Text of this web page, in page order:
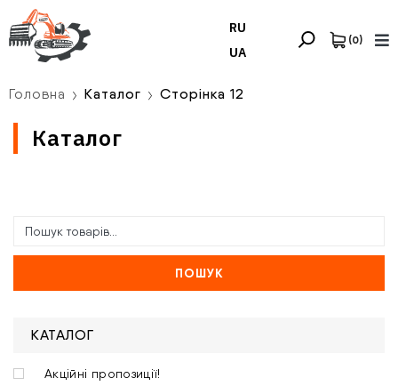
RU
UA
(0)
Головна Каталог Сторінка 12
Каталог
ПОШУК
КАТАЛОГ
Акційні пропозиції!